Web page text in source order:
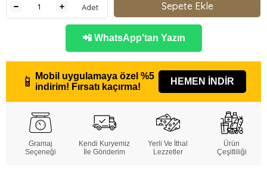
Adet
📲 WhatsApp'tan Yazın
📱 Mobil uygulamaya özel %5
indirim! Fırsatı kaçırma!
HEMEN İNDİR
Gramaj
Seçeneği
Kendi Kuryemiz
İle Gönderim
Yerli Ve İthal
Lezzetler
Ürün
Çeşitliliği